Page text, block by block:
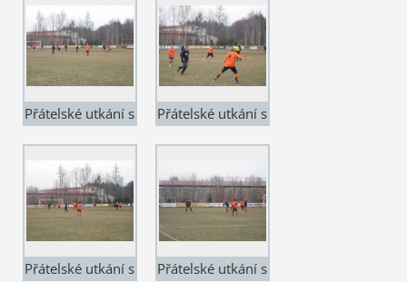
Přátelské utkání s
Přátelské utkání s
Přátelské utkání s
Přátelské utkání s